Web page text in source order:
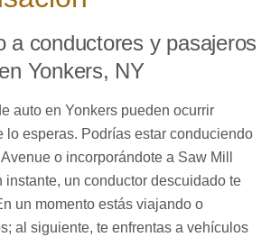
a conductores y pasajeros
Yonkers, NY
auto en Yonkers pueden ocurrir
lo esperas. Podrías estar conduciendo
o incorporándote a Saw Mill
instante, un conductor descuidado te
un momento estás viajando o
al siguiente, te enfrentas a vehículos